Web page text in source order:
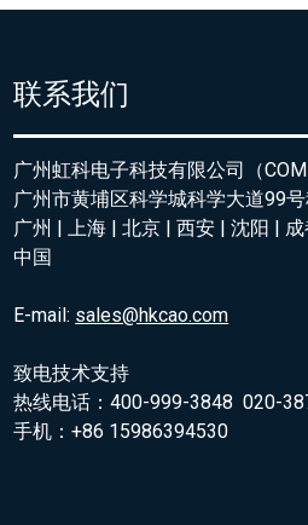
联系我们
广州虹科电子科技有限公司（
广州市黄埔区科学城科学大道99
广州 | 上海 | 北京 | 西安 | 沈阳 |
中国
E-mail: sales@hkcao.com
致电技术支持
热线电话：400-999-3848 020-
手机：+86 15986394530